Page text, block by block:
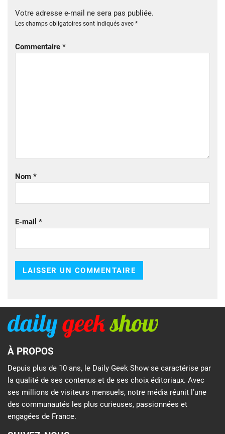
Votre adresse e-mail ne sera pas publiée.
Les champs obligatoires sont indiqués avec *
Commentaire *
Nom *
E-mail *
À PROPOS
Depuis plus de 10 ans, le Daily Geek Show se caractérise par
la qualité de ses contenus et de ses choix éditoriaux. Avec
ses millions de visiteurs mensuels, notre média réunit l’une
des communautés les plus curieuses, passionnées et
engagées de France.